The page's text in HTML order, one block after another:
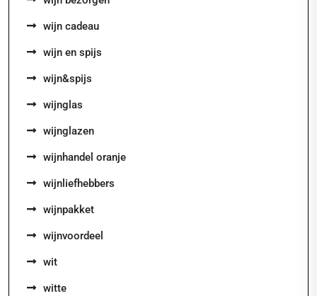
wijn cadeau
wijn en spijs
wijn&spijs
wijnglas
wijnglazen
wijnhandel oranje
wijnliefhebbers
wijnpakket
wijnvoordeel
wit
witte